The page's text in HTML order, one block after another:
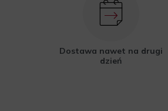
Dostawa nawet na drugi
dzień